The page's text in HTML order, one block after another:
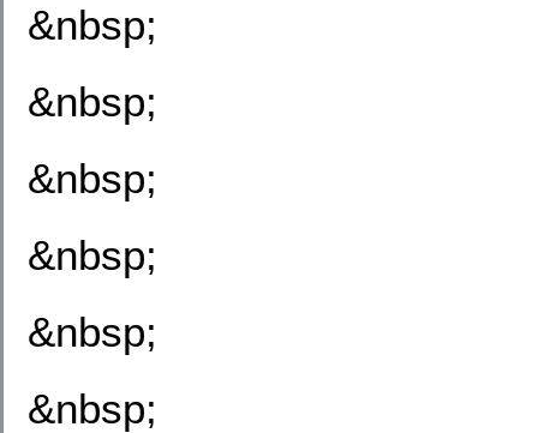
&nbsp;
&nbsp;
&nbsp;
&nbsp;
&nbsp;
&nbsp;